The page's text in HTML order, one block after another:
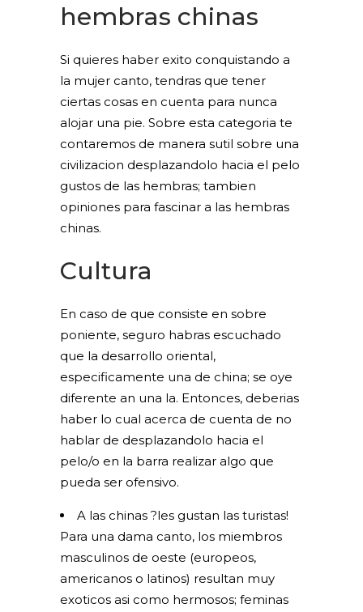
hembras chinas
Si quieres haber exito conquistando a
la mujer canto, tendras que tener
ciertas cosas en cuenta para nunca
alojar una pie. Sobre esta categoria te
contaremos de manera sutil sobre una
civilizacion desplazandolo hacia el pelo
gustos de las hembras; tambien
opiniones para fascinar a las hembras
chinas.
Cultura
En caso de que consiste en sobre
poniente, seguro habras escuchado
que la desarrollo oriental,
especificamente una de china; se oye
diferente an una la. Entonces, deberias
haber lo cual acerca de cuenta de no
hablar de desplazandolo hacia el
pelo/o en la barra realizar algo que
pueda ser ofensivo.
A las chinas ?les gustan las turistas!
Para una dama canto, los miembros
masculinos de oeste (europeos,
americanos o latinos) resultan muy
exoticos asi­ como hermosos; feminas